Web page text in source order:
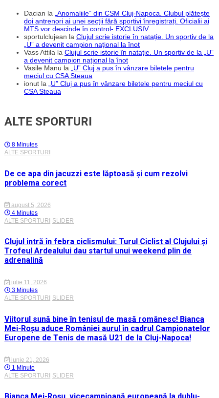
Dacian la „Anomaliile” din CSM Cluj-Napoca. Clubul plătește
doi antrenori ai unei secții fără sportivi înregistrați. Oficialii ai
MTS vor descinde în control- EXCLUSIV
sportulclujean la Clujul scrie istorie în natație. Un sportiv de la
„U” a devenit campion național la înot
Vass Attila la Clujul scrie istorie în natație. Un sportiv de la „U”
a devenit campion național la înot
Vasile Manu la „U” Cluj a pus în vânzare biletele pentru
meciul cu CSA Steaua
ionut la „U” Cluj a pus în vânzare biletele pentru meciul cu
CSA Steaua
ALTE SPORTURI
8 Minutes
ALTE SPORTURI
De ce apa din jacuzzi este lăptoasă și cum rezolvi
problema corect
august 5, 2026
4 Minutes
ALTE SPORTURI SLIDER
Clujul intră în febra ciclismului: Turul Ciclist al Clujului și
Trofeul Ardealului dau startul unui weekend plin de
adrenalină
iulie 11, 2026
3 Minutes
ALTE SPORTURI
SLIDER
Viitorul sună bine în tenisul de masă românesc! Bianca
Mei-Roșu aduce României aurul în cadrul Campionatelor
Europene de Tenis de masă U21 de la Cluj-Napoca!
iunie 21, 2026
1 Minute
ALTE SPORTURI SLIDER